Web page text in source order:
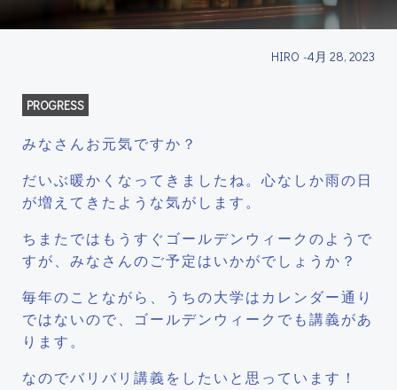
HIRO -4月 28, 2023
PROGRESS
みなさんお元気ですか？
だいぶ暖かくなってきましたね。心なしか雨の日
が増えてきたような気がします。
ちまたではもうすぐゴールデンウィークのようで
すが、みなさんのご予定はいかがでしょうか？
毎年のことながら、うちの大学はカレンダー通り
ではないので、ゴールデンウィークでも講義があ
ります。
なのでバリバリ講義をしたいと思っています！